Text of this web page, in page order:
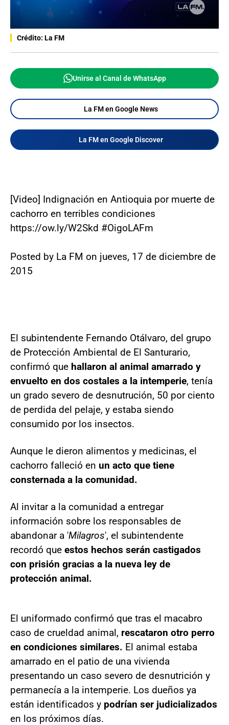
Crédito: La FM
Unirse al Canal de WhatsApp
La FM en Google News
La FM en Google Discover
[Video] Indignación en Antioquia por muerte de
cachorro en terribles condiciones
https://ow.ly/W2Skd #OigoLAFm
Posted by La FM on jueves, 17 de diciembre de
2015
El subintendente Fernando Otálvaro, del grupo
de Protección Ambiental de El Santurario,
confirmó que hallaron al animal amarrado y
envuelto en dos costales a la intemperie, tenía
un grado severo de desnutrución, 50 por ciento
de perdida del pelaje, y estaba siendo
consumido por los insectos.
Aunque le dieron alimentos y medicinas, el
cachorro falleció en un acto que tiene
consternada a la comunidad.
Al invitar a la comunidad a entregar
información sobre los responsables de
abandonar a 'Milagros', el subintendente
recordó que estos hechos serán castigados
con prisión gracias a la nueva ley de
protección animal.
El uniformado confirmó que tras el macabro
caso de crueldad animal, rescataron otro perro
en condiciones similares. El animal estaba
amarrado en el patio de una vivienda
presentando un caso severo de desnutrición y
permanecía a la intemperie. Los dueños ya
están identificados y podrían ser judicializados
en los próximos días.